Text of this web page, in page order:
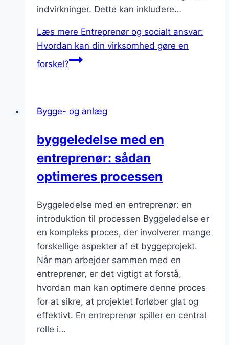
indvirkninger. Dette kan inkludere…
Læs mere Entreprenør og socialt ansvar:
Hvordan kan din virksomhed gøre en
forskel?
Bygge- og anlæg
byggeledelse med en
entreprenør: sådan
optimeres processen
Byggeledelse med en entreprenør: en
introduktion til processen Byggeledelse er
en kompleks proces, der involverer mange
forskellige aspekter af et byggeprojekt.
Når man arbejder sammen med en
entreprenør, er det vigtigt at forstå,
hvordan man kan optimere denne proces
for at sikre, at projektet forløber glat og
effektivt. En entreprenør spiller en central
rolle i…